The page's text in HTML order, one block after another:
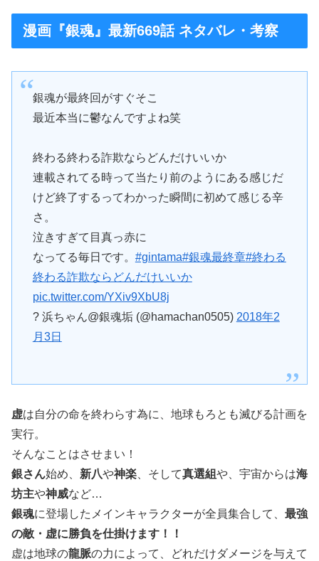
漫画『銀魂』最新669話 ネタバレ・考察
銀魂が最終回がすぐそこ
最近本当に鬱なんですよね笑
終わる終わる詐欺ならどんだけいいか
連載されてる時って当たり前のようにある感じだ
けど終了するってわかった瞬間に初めて感じる辛
さ。
泣きすぎて目真っ赤に
なってる毎日です。 #gintama#銀魂最終章#終わる
終わる詐欺ならどんだけいいか
pic.twitter.com/YXiv9XbU8j
? 浜ちゃん@銀魂垢 (@hamachan0505) 2018年2
月3日
虚は自分の命を終わらす為に、地球もろとも滅びる計画を
実行。
そんなことはさせまい！
銀さん始め、 新八や神楽、そして真選組や、宇宙からは海
坊主や神威など…
銀魂に登場したメインキャラクターが全員集合して、 最強
の敵・虚に勝負を仕掛けます！！
虚は地球の龍脈の力によって、どれだけダメージを与えて